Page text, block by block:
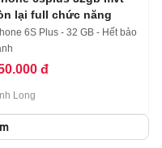
lại full chức năng
6S Plus - 32 GB - Hết bảo
đ
Long